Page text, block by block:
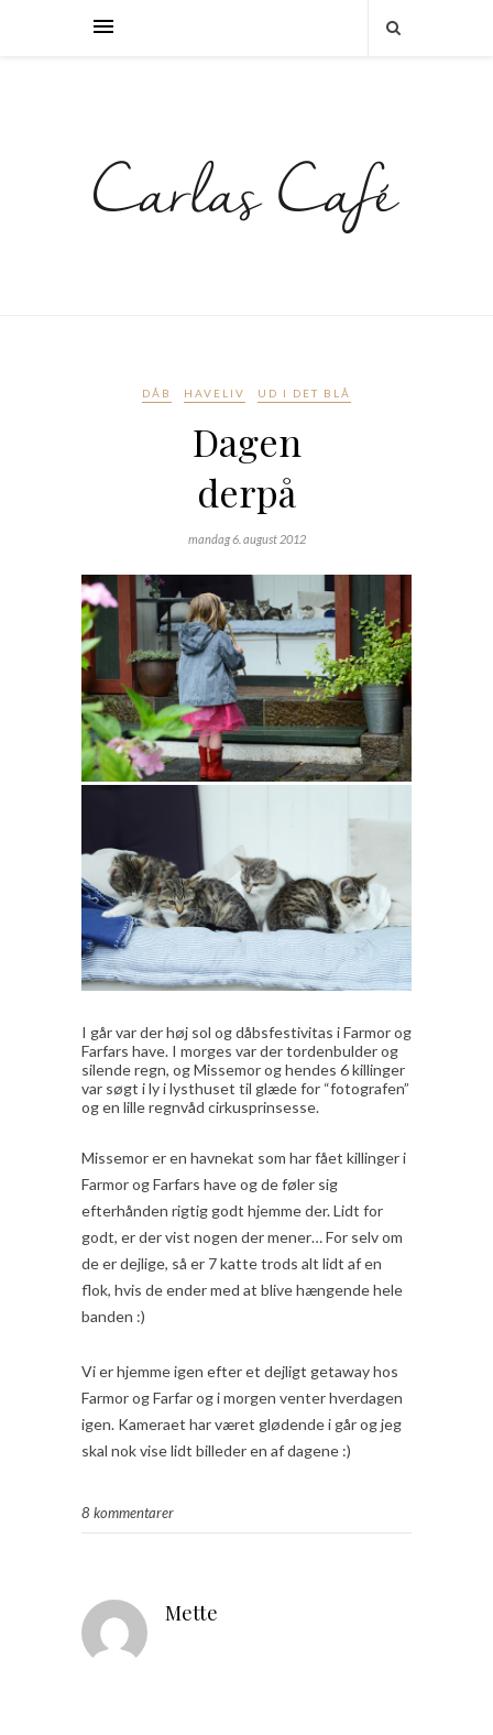
DÅB HAVELIV UD I DET BLÅ
Dagen
derpå
mandag 6. august 2012
I går var der høj sol og dåbsfestivitas i Farmor og
Farfars have. I morges var der tordenbulder og
silende regn, og Missemor og hendes 6 killinger
var søgt i ly i lysthuset til glæde for “fotografen”
og en lille regnvåd cirkusprinsesse.
Missemor er en havnekat som har fået killinger i
Farmor og Farfars have og de føler sig
efterhånden rigtig godt hjemme der. Lidt for
godt, er der vist nogen der mener… For selv om
de er dejlige, så er 7 katte trods alt lidt af en
flok, hvis de ender med at blive hængende hele
banden :)
Vi er hjemme igen efter et dejligt getaway hos
Farmor og Farfar og i morgen venter hverdagen
igen. Kameraet har været glødende i går og jeg
skal nok vise lidt billeder en af dagene :)
8 kommentarer
Mette